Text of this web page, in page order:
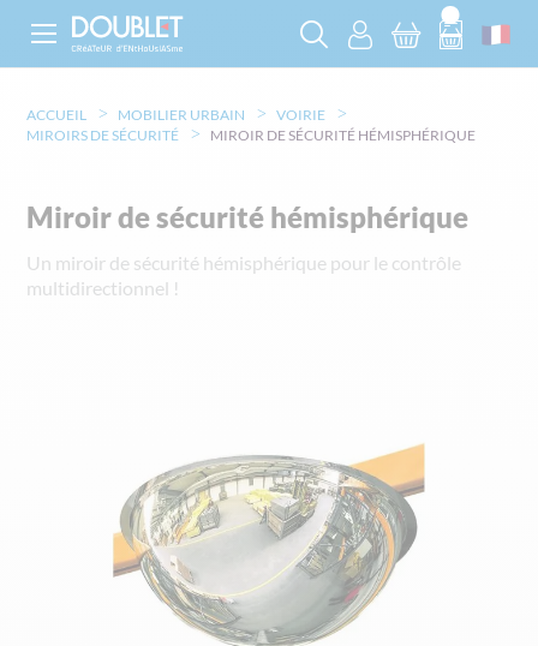
ACCUEIL MOBILIER URBAIN
VOIRIE
MIROIRS DE SÉCURITÉ
MIROIR DE SÉCURITÉ HÉMISPHÉRIQUE
Miroir de sécurité hémisphérique
Un miroir de sécurité hémisphérique pour le contrôle
multidirectionnel !